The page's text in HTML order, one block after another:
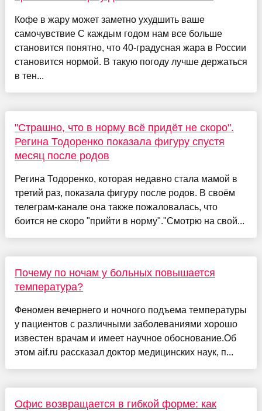
Кофе в жару может заметно ухудшить ваше
самочувствие С каждым годом нам все больше
становится понятно, что 40-градусная жара в России
становится нормой. В такую погоду лучше держаться
в тен...
"Страшно, что в норму всё придёт не скоро".
Регина Тодоренко показала фигуру спустя
месяц после родов
Регина Тодоренко, которая недавно стала мамой в
третий раз, показала фигуру после родов. В своём
телеграм-канале она также пожаловалась, что
боится не скоро "прийти в норму"."Смотрю на свой...
Почему по ночам у больных повышается
температура?
Феномен вечернего и ночного подъема температуры
у пациентов с различными заболеваниями хорошо
известен врачам и имеет научное обоснование.Об
этом aif.ru рассказал доктор медицинских наук, п...
Офис возвращается в гибкой форме: как